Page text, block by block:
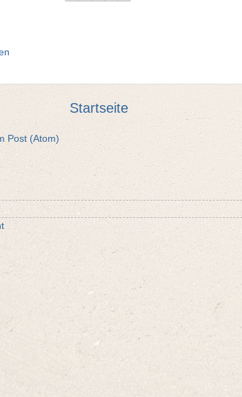
Startseite
Post (Atom)